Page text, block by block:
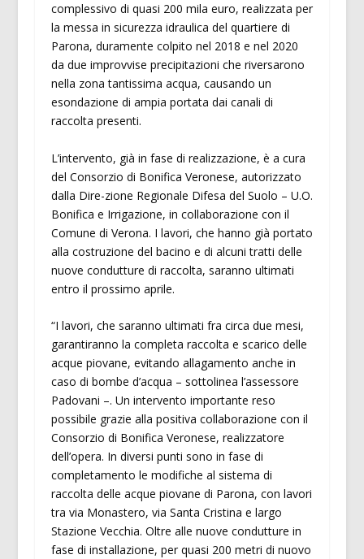
complessivo di quasi 200 mila euro, realizzata per
la messa in sicurezza idraulica del quartiere di
Parona, duramente colpito nel 2018 e nel 2020
da due improvvise precipitazioni che riversarono
nella zona tantissima acqua, causando un
esondazione di ampia portata dai canali di
raccolta presenti.
L’intervento, già in fase di realizzazione, è a cura
del Consorzio di Bonifica Veronese, autorizzato
dalla Dire-zione Regionale Difesa del Suolo – U.O.
Bonifica e Irrigazione, in collaborazione con il
Comune di Verona. I lavori, che hanno già portato
alla costruzione del bacino e di alcuni tratti delle
nuove condutture di raccolta, saranno ultimati
entro il prossimo aprile.
“I lavori, che saranno ultimati fra circa due mesi,
garantiranno la completa raccolta e scarico delle
acque piovane, evitando allagamento anche in
caso di bombe d’acqua – sottolinea l’assessore
Padovani –. Un intervento importante reso
possibile grazie alla positiva collaborazione con il
Consorzio di Bonifica Veronese, realizzatore
dell’opera. In diversi punti sono in fase di
completamento le modifiche al sistema di
raccolta delle acque piovane di Parona, con lavori
tra via Monastero, via Santa Cristina e largo
Stazione Vecchia. Oltre alle nuove condutture in
fase di installazione, per quasi 200 metri di nuovo